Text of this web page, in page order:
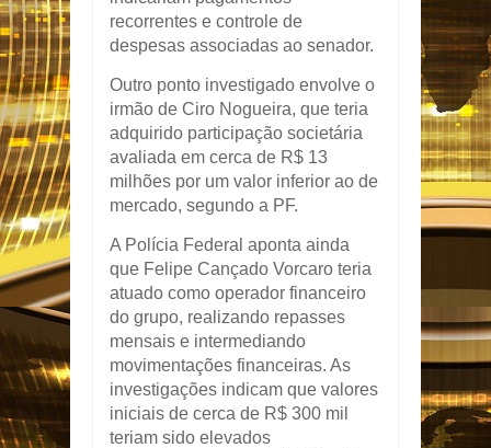
recorrentes e controle de
despesas associadas ao senador.
Outro ponto investigado envolve o
irmão de Ciro Nogueira, que teria
adquirido participação societária
avaliada em cerca de R$ 13
milhões por um valor inferior ao de
mercado, segundo a PF.
A Polícia Federal aponta ainda
que Felipe Cançado Vorcaro teria
atuado como operador financeiro
do grupo, realizando repasses
mensais e intermediando
movimentações financeiras. As
investigações indicam que valores
iniciais de cerca de R$ 300 mil
teriam sido elevados